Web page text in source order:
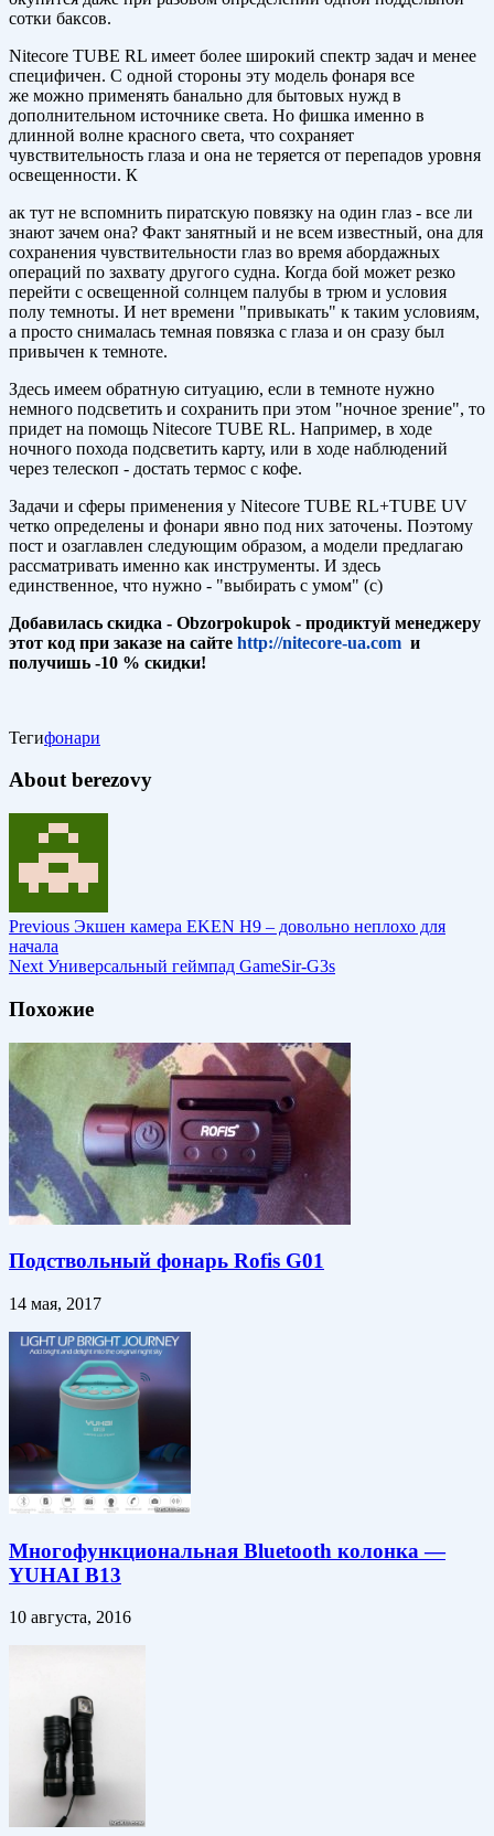
сотки баксов.
Nitecore TUBE RL имеет более широкий спектр задач и менее
специфичен. С одной стороны эту модель фонаря все
же можно применять банально для бытовых нужд в
дополнительном источнике света. Но фишка именно в
длинной волне красного света, что сохраняет
чувствительность глаза и она не теряется от перепадов уровня
освещенности. К
ак тут не вспомнить пиратскую повязку на один глаз - все ли
знают зачем она? Факт занятный и не всем известный, она для
сохранения чувствительности глаз во время абордажных
операций по захвату другого судна. Когда бой может резко
перейти с освещенной солнцем палубы в трюм и условия
полу темноты. И нет времени "привыкать" к таким условиям,
а просто снималась темная повязка с глаза и он сразу был
привычен к темноте.
Здесь имеем обратную ситуацию, если в темноте нужно
немного подсветить и сохранить при этом "ночное зрение", то
придет на помощь Nitecore TUBE RL. Например, в ходе
ночного похода подсветить карту, или в ходе наблюдений
через телескоп - достать термос с кофе.
Задачи и сферы применения у Nitecore TUBE RL+TUBE UV
четко определены и фонари явно под них заточены. Поэтому
пост и озаглавлен следующим образом, а модели предлагаю
рассматривать именно как инструменты. И здесь
единственное, что нужно - "выбирать с умом" (с)
Добавилась скидка - Obzorpokupok - продиктуй менеджеру
этот код при заказе на сайте http://nitecore-ua.com и
получишь -10 % скидки!
Тегифонари
About berezovy
Previous Экшен камера EKEN H9 – довольно неплохо для
начала
Next Универсальный геймпад GameSir-G3s
Похожие
Подствольный фонарь Rofis G01
14 мая, 2017
Многофункциональная Bluetooth колонка —
YUHAI B13
10 августа, 2016